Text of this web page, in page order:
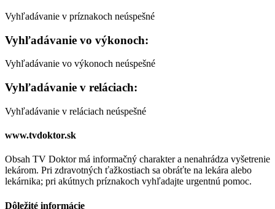
Vyhľadávanie v príznakoch neúspešné
Vyhľadávanie vo výkonoch:
Vyhľadávanie vo výkonoch neúspešné
Vyhľadávanie v reláciach:
Vyhľadávanie v reláciach neúspešné
www.tvdoktor.sk
Obsah TV Doktor má informačný charakter a nenahrádza vyšetrenie
lekárom. Pri zdravotných ťažkostiach sa obráťte na lekára alebo
lekárnika; pri akútnych príznakoch vyhľadajte urgentnú pomoc.
Dôležité informácie